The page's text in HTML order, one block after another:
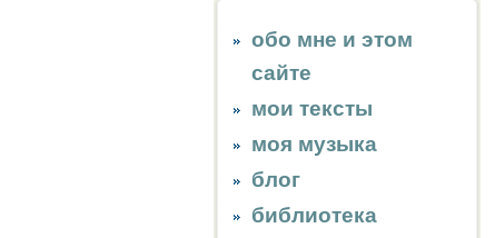
обо мне и этом
сайте
мои тексты
моя музыка
блог
библиотека